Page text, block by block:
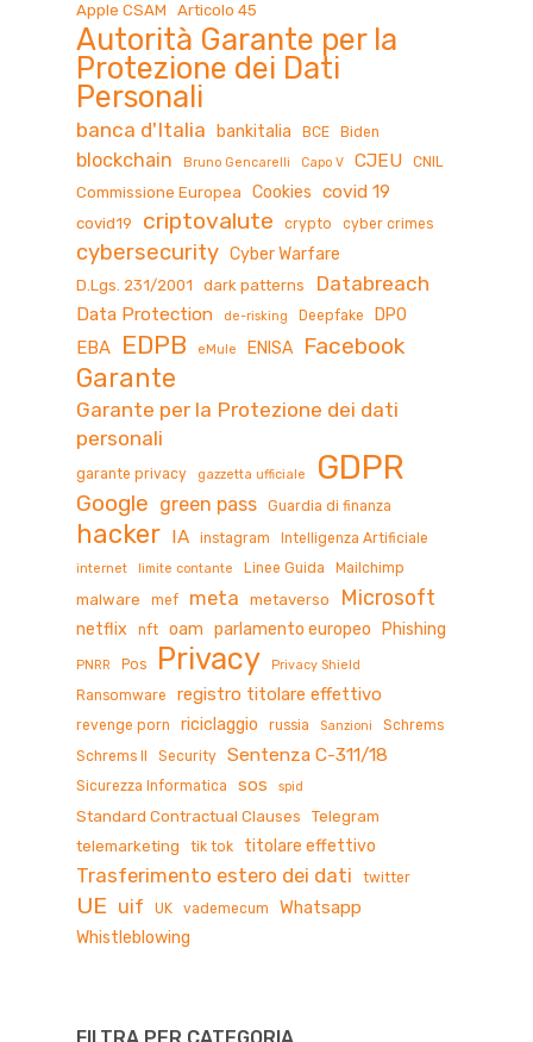
Apple CSAM Articolo 45
Autorità Garante per la
Protezione dei Dati
Personali
banca d'Italia bankitalia BCE Biden
blockchain Bruno Gencarelli Capo V CJEU CNIL
Commissione Europea Cookies covid 19
covid19 criptovalute crypto cyber crimes
cybersecurity Cyber Warfare
D.Lgs. 231/2001 dark patterns Databreach
Data Protection de-risking Deepfake DPO
EBA EDPB eMule ENISA Facebook
Garante
Garante per la Protezione dei dati
personali
garante privacy gazzetta ufficiale GDPR
Google green pass Guardia di finanza
hacker IA instagram Intelligenza Artificiale
internet limite contante Linee Guida Mailchimp
malware mef meta metaverso Microsoft
netflix nft oam parlamento europeo Phishing
PNRR Pos Privacy Privacy Shield
Ransomware registro titolare effettivo
revenge porn riciclaggio russia Sanzioni
Schrems
Schrems II
Security Sentenza C-311/18
Sicurezza Informatica sos spid
Standard Contractual Clauses
Telegram
telemarketing
tik tok titolare effettivo
Trasferimento estero dei dati twitter
UE uif UK vademecum Whatsapp
Whistleblowing